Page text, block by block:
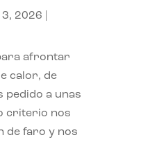
3, 2026
afrontar
calor, de
pedido a unas
criterio nos
de faro y nos